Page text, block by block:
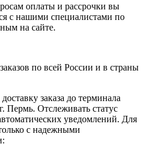
оплаты и рассрочки вы
с нашими специалистами по
на сайте.
по всей России и в страны
заказа до терминала
Пермь. Отслеживать статус
уведомлений. Для
с надежными